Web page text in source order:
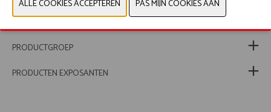
PRODUCTGROEP
PRODUCTEN EXPOSANTEN